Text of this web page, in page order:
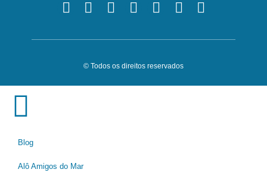
© Todos os direitos reservados
Blog
Alô Amigos do Mar